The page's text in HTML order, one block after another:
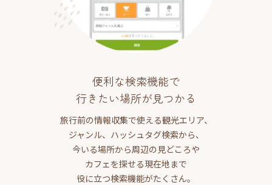
便利な検索機能で
行きたい場所が見つかる
旅行前の情報収集で使える観光エリア、
ジャンル、ハッシュタグ検索から、
今いる場所から周辺の見どころや
カフェを探せる現在地まで
役に立つ検索機能がたくさん。